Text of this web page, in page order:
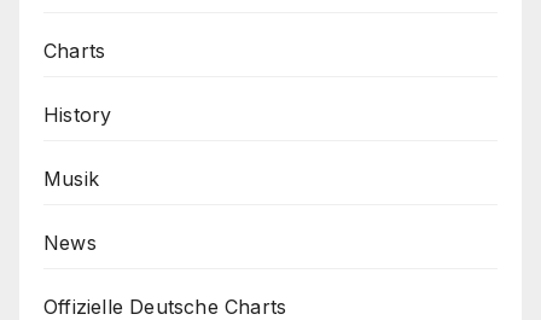
Charts
History
Musik
News
Offizielle Deutsche Charts